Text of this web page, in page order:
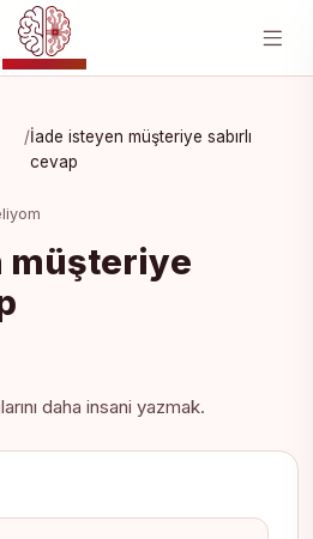
/İade isteyen müşteriye sabırlı
cevap
müşteriye
daha insani yazmak.